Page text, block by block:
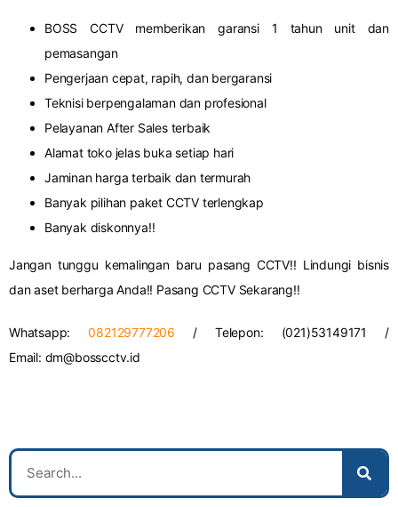
BOSS CCTV memberikan garansi 1 tahun unit dan
pemasangan
Pengerjaan cepat, rapih, dan bergaransi
Teknisi berpengalaman dan profesional
Pelayanan After Sales terbaik
Alamat toko jelas buka setiap hari
Jaminan harga terbaik dan termurah
Banyak pilihan paket CCTV terlengkap
Banyak diskonnya!!
Jangan tunggu kemalingan baru pasang CCTV!! Lindungi bisnis
dan aset berharga Anda!! Pasang CCTV Sekarang!!
Whatsapp:082129777206 / Telepon: (021)53149171 /
Email: dm@bosscctv.id